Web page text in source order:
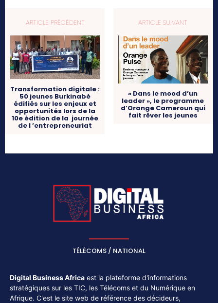
ARTICLE PRÉCÉDENT
Transformation digitale :
50 jeunes Burkinabè
édifiés sur les enjeux et
opportunités lors de la
10e édition de la journée
de l ’entrepreneuriat
ARTICLE SUIVANT
« Dans le mood d’un
leader », le programme
d’Orange Cameroun qui
fait rêver les jeunes
TÉLÉCOMS / NATIONAL
Digital Business Africa est la plateforme d'informations
stratégiques sur les TIC, les Télécoms et du Numérique en
Afrique. C'est le site web de référence des décideurs,